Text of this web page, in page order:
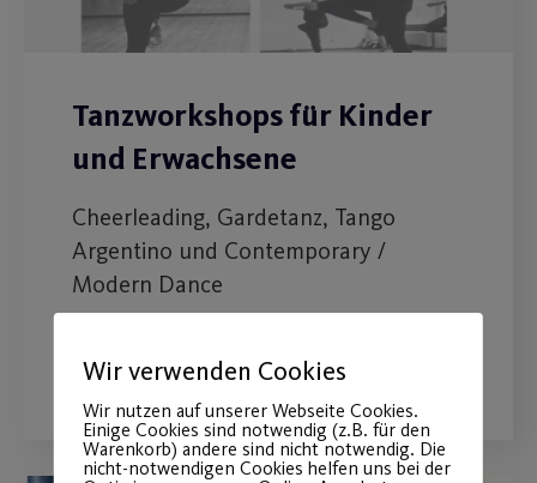
Tanzworkshops für Kinder
und Erwachsene
Cheerleading, Gardetanz, Tango
Argentino und Contemporary /
Modern Dance
WEITERLESEN
Wir verwenden Cookies
Wir nutzen auf unserer Webseite Cookies.
Einige Cookies sind notwendig (z.B. für den
Warenkorb) andere sind nicht notwendig. Die
nicht-notwendigen Cookies helfen uns bei der